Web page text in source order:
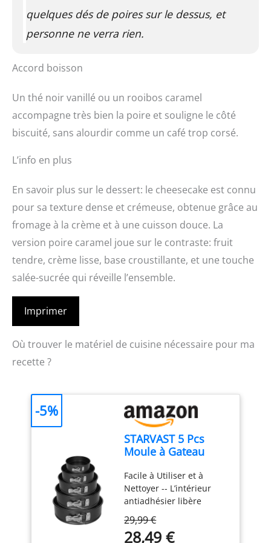
quelques dés de poires sur le dessus, et
personne ne verra rien.
Accord boisson
Un thé noir vanillé ou un rooibos caramel
accompagne très bien la poire et souligne le côté
biscuité, sans alourdir comme un café trop corsé.
L’info en plus
En savoir plus sur le dessert: le cheesecake est connu
pour sa texture dense et crémeuse, obtenue grâce au
fromage à la crème et à une cuisson douce. La
version poire caramel joue sur le contraste: fruit
tendre, crème lisse, base croustillante, et une touche
salée-sucrée qui réveille l’ensemble.
Imprimer
Où trouver le matériel de cuisine nécessaire pour ma
recette ?
STARVAST 5 Pcs
Moule à Gateau
14/18/20/24/26 CM,
Moule à Gàteau
Rond 5 Étages en
Acier au Carbone,
Moule à Gâteau à
Facile à Utiliser et à
Nettoyer -- L’intérieur
antiadhésier libère
de boulangerie et rend le
nettoyage rapide. Moules
29,99 €
28,49 €
-5%